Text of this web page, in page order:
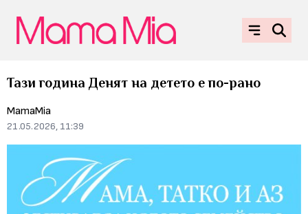
Тази година Денят на детето е по-рано
MamaMia
21.05.2026, 11:39